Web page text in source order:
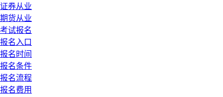
证券从业
期货从业
考试报名
报名入口
报名时间
报名条件
报名流程
报名费用